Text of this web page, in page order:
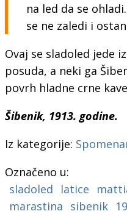
na led da se
se ne zaledi i
Ovaj se sladoled jede
posuda, a neki ga
povrh hladne crne
Šibenik, 1913. godine.
Iz kategorije:
Označeno u:
sladoled
latice
marastina sibenik